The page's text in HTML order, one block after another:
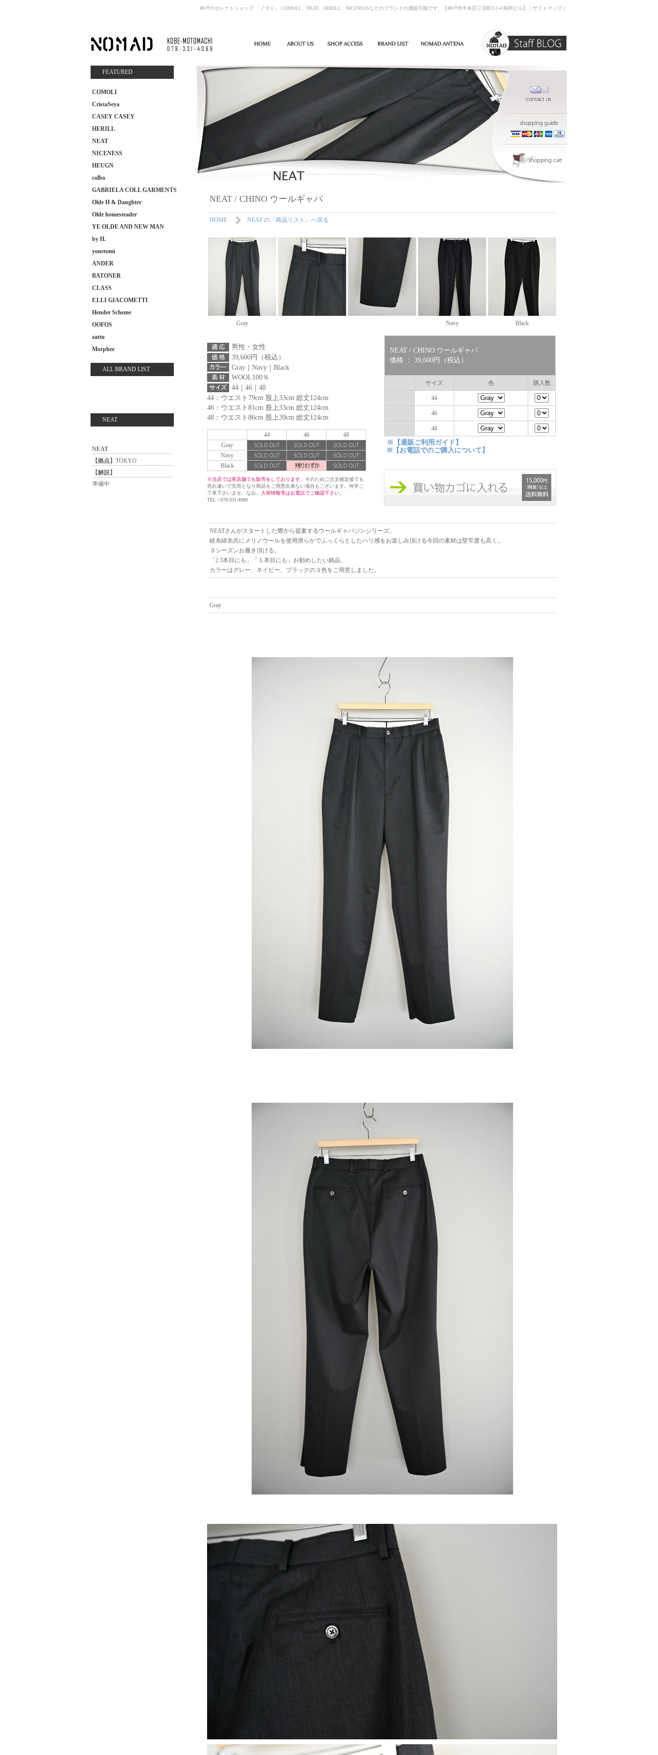
神戸のセレクトショップ 「ノマド」 COMOLI 、NEAT、HERILL、NICENESSなどのブランドの通販可能です。【神戸市中央区三宮町2-2-4 昭和ビル】｜ サイトマップ
FEATURED
COMOLI
CristaSeya
CASEY CASEY
HERILL
NEAT
NICENESS
HEUGN
colbo
GABRIELA COLL GARMENTS
Olde H & Daughter
Olde homesteader
YE OLDE AND NEW MAN
by H.
yonetomi
ANDER
BATONER
CLASS
F.LLI GIACOMETTI
Hender Scheme
OOFOS
zattu
Morphee
ALL BRAND LIST
NEAT
NEAT
【拠点】 TOKYO
【解説】
準備中
NEAT / CHINO ウールギャバ
HOME NEAT の「商品リスト」へ戻る
Gray Navy Black
男性・女性
39,600円（税込）
Gray｜Navy｜Black
WOOL100％
44｜46｜48
44：ウエスト79cm 股上33cm 総丈124cm
46：ウエスト81cm 股上33cm 総丈124cm
48：ウエスト86cm 股上39cm 総丈124cm
44 46
48
Gray
Navy
Black
※当店では実店舗でも販売をしております。 そのためご注文確定後でも
売れ違いで完売となり商品をご用意出来ない場合もございます。何卒ご
了承下さいませ。なお。
入荷情報等はお電話でご確認下さい。
TEL / 078-331-4088
NEAT / CHINO ウールギャバ
価格 ： 39,600円（税込）
サイズ 色 購入数
44
46
48
※【通販ご利用ガイド】
※【お電話でのご購入について】
NEATさんがスタートした際から提案するウールギャバジンシリーズ。
経糸緯糸共にメリノウールを使用滑らかでふっくらとしたハリ感をお楽しみ頂ける今回の素材は堅牢度も高く。
３シーズンお履き頂ける。
「2.3本目にも」「１本目にも」お勧めしたい銘品。
カラーはグレー、ネイビー、ブラックの３色をご用意しました。
Gray